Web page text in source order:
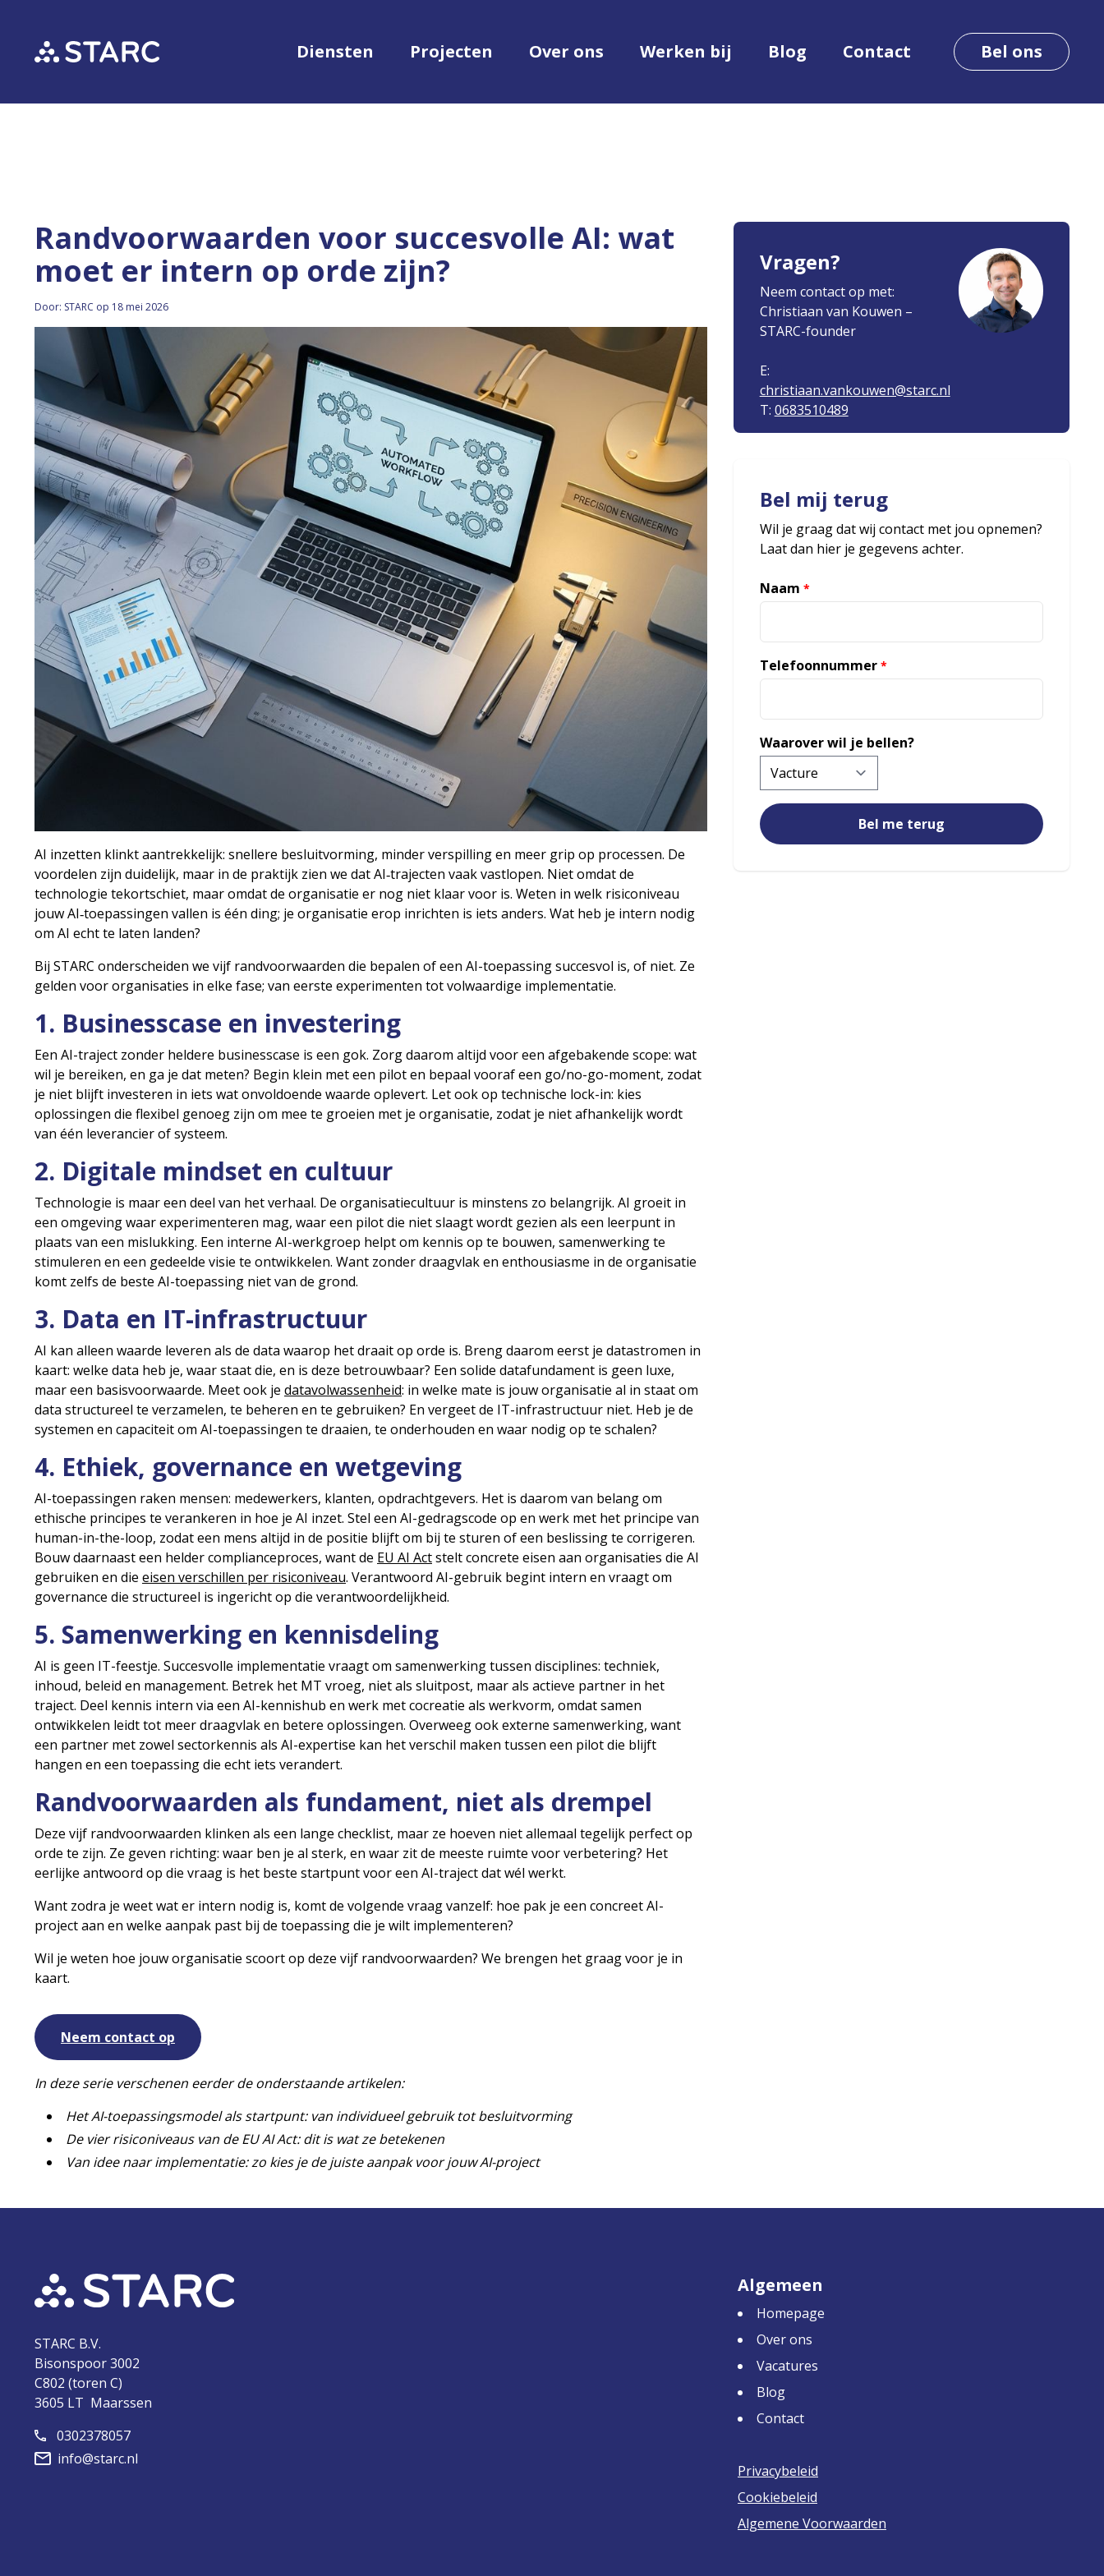
Bel ons
Diensten Projecten Over ons Werken bij Blog Contact
Randvoorwaarden voor succesvolle AI: wat
moet er intern op orde zijn?
Door: STARC op 18 mei 2026
AI inzetten klinkt aantrekkelijk: snellere besluitvorming, minder verspilling en meer grip op processen. De
voordelen zijn duidelijk, maar in de praktijk zien we dat AI‑trajecten vaak vastlopen. Niet omdat de
technologie tekortschiet, maar omdat de organisatie er nog niet klaar voor is. Weten in welk risiconiveau
jouw AI‑toepassingen vallen is één ding; je organisatie erop inrichten is iets anders. Wat heb je intern nodig
om AI echt te laten landen?
Bij STARC onderscheiden we vijf randvoorwaarden die bepalen of een AI-toepassing succesvol is, of niet. Ze
gelden voor organisaties in elke fase; van eerste experimenten tot volwaardige implementatie.
1. Businesscase en investering
Een AI-traject zonder heldere businesscase is een gok. Zorg daarom altijd voor een afgebakende scope: wat
wil je bereiken, en ga je dat meten? Begin klein met een pilot en bepaal vooraf een go/no-go-moment, zodat
je niet blijft investeren in iets wat onvoldoende waarde oplevert. Let ook op technische lock-in: kies
oplossingen die flexibel genoeg zijn om mee te groeien met je organisatie, zodat je niet afhankelijk wordt
van één leverancier of systeem.
2. Digitale mindset en cultuur
Technologie is maar een deel van het verhaal. De organisatiecultuur is minstens zo belangrijk. AI groeit in
een omgeving waar experimenteren mag, waar een pilot die niet slaagt wordt gezien als een leerpunt in
plaats van een mislukking. Een interne AI-werkgroep helpt om kennis op te bouwen, samenwerking te
stimuleren en een gedeelde visie te ontwikkelen. Want zonder draagvlak en enthousiasme in de organisatie
komt zelfs de beste AI-toepassing niet van de grond.
3. Data en IT-infrastructuur
AI kan alleen waarde leveren als de data waarop het draait op orde is. Breng daarom eerst je datastromen in
kaart: welke data heb je, waar staat die, en is deze betrouwbaar? Een solide datafundament is geen luxe,
maar een basisvoorwaarde. Meet ook je datavolwassenheid: in welke mate is jouw organisatie al in staat om
data structureel te verzamelen, te beheren en te gebruiken? En vergeet de IT-infrastructuur niet. Heb je de
systemen en capaciteit om AI-toepassingen te draaien, te onderhouden en waar nodig op te schalen?
4. Ethiek, governance en wetgeving
AI-toepassingen raken mensen: medewerkers, klanten, opdrachtgevers. Het is daarom van belang om
ethische principes te verankeren in hoe je AI inzet. Stel een AI-gedragscode op en werk met het principe van
human-in-the-loop, zodat een mens altijd in de positie blijft om bij te sturen of een beslissing te corrigeren.
Bouw daarnaast een helder complianceproces, want de EU AI Actstelt concrete eisen aan organisaties die AI
gebruiken en die eisen verschillen per risiconiveau. Verantwoord AI-gebruik begint intern en vraagt om
governance die structureel is ingericht op die verantwoordelijkheid.
5. Samenwerking en kennisdeling
AI is geen IT-feestje. Succesvolle implementatie vraagt om samenwerking tussen disciplines: techniek,
inhoud, beleid en management. Betrek het MT vroeg, niet als sluitpost, maar als actieve partner in het
traject. Deel kennis intern via een AI-kennishub en werk met cocreatie als werkvorm, omdat samen
ontwikkelen leidt tot meer draagvlak en betere oplossingen. Overweeg ook externe samenwerking, want
een partner met zowel sectorkennis als AI-expertise kan het verschil maken tussen een pilot die blijft
hangen en een toepassing die echt iets verandert.
Randvoorwaarden als fundament, niet als drempel
Deze vijf randvoorwaarden klinken als een lange checklist, maar ze hoeven niet allemaal tegelijk perfect op
orde te zijn. Ze geven richting: waar ben je al sterk, en waar zit de meeste ruimte voor verbetering? Het
eerlijke antwoord op die vraag is het beste startpunt voor een AI-traject dat wél werkt.
Want zodra je weet wat er intern nodig is, komt de volgende vraag vanzelf: hoe pak je een concreet AI-
project aan en welke aanpak past bij de toepassing die je wilt implementeren?
Wil je weten hoe jouw organisatie scoort op deze vijf randvoorwaarden? We brengen het graag voor je in
kaart.
Neem contact op
In deze serie verschenen eerder de onderstaande artikelen:
Het AI-toepassingsmodel als startpunt: van individueel gebruik tot besluitvorming
De vier risiconiveaus van de EU AI Act: dit is wat ze betekenen
Van idee naar implementatie: zo kies je de juiste aanpak voor jouw AI-project
Vragen?
Neem contact op met:
Christiaan van Kouwen –
STARC-founder
E:
christiaan.vankouwen@starc.nl
T: 0683510489
Bel mij terug
Wil je graag dat wij contact met jou opnemen?
Laat dan hier je gegevens achter.
Naam *
Telefoonnummer *
Waarover wil je bellen?
STARC B.V.
Bisonspoor 3002
C802 (toren C)
3605 LT Maarssen
0302378057
info@starc.nl
Algemeen
Homepage
Over ons
Vacatures
Blog
Contact
Privacybeleid
Cookiebeleid
Algemene Voorwaarden